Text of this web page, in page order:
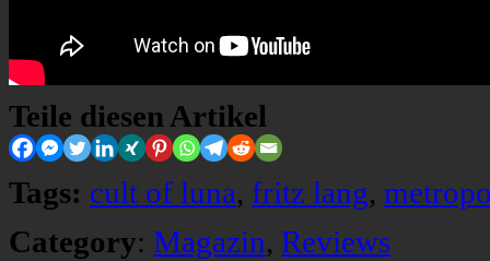
Teile diesen Artikel
Tags: cult of luna, fritz lang,
Category: Magazin, Reviews